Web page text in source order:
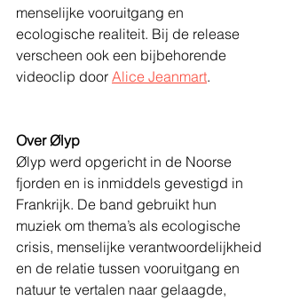
menselijke vooruitgang en
ecologische realiteit. Bij de release
verscheen ook een bijbehorende
videoclip door Alice Jeanmart.
Over Ølyp
Ølyp werd opgericht in de Noorse
fjorden en is inmiddels gevestigd in
Frankrijk. De band gebruikt hun
muziek om thema’s als ecologische
crisis, menselijke verantwoordelijkheid
en de relatie tussen vooruitgang en
natuur te vertalen naar gelaagde,